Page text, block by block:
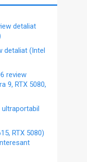
detaliat
detaliat (Intel
review
9, RTX 5080,
RTX 5080)